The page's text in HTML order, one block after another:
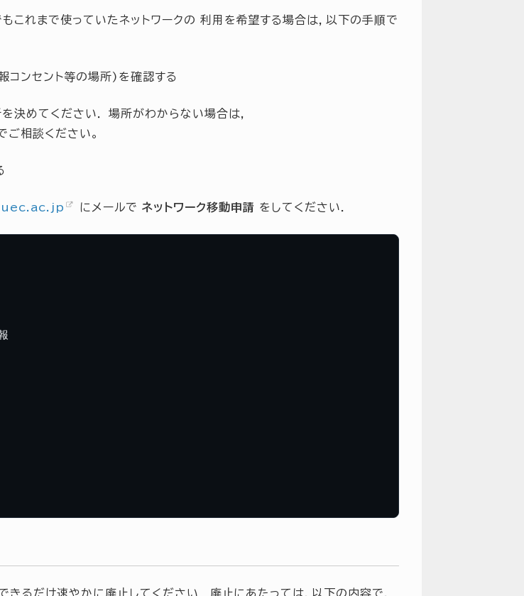
これまで使っていたネットワークの 利用を希望する場合は，以下の手順で
コンセント等の場所)を確認する
決めてください． 場所がわからない場合は，
ご相談ください。
uec. ac. jp にメールでネットワーク移動申請 をしてください．
きるだけ速やかに廃止してください． 廃止にあたっては，以下の内容で，